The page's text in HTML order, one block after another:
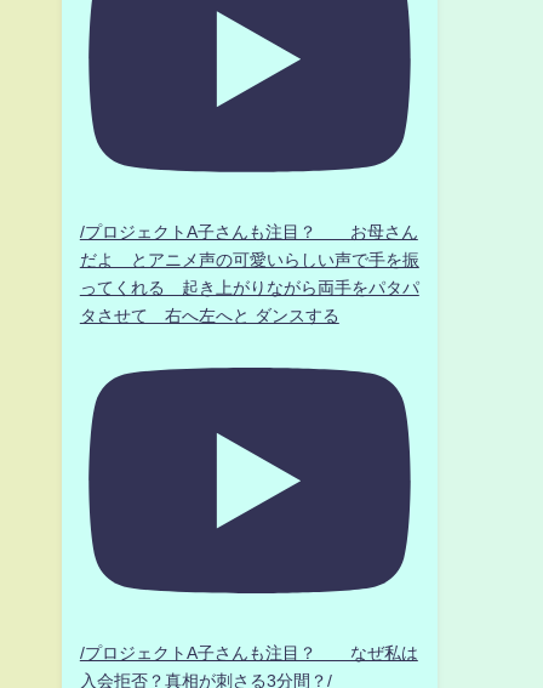
/プロジェクトA子さんも注目？ お母さん
だよ とアニメ声の可愛いらしい声で手を振
ってくれる 起き上がりながら両手をパタパ
タさせて 右へ左へと ダンスする
/プロジェクトA子さんも注目？ なぜ私は
入会拒否？真相が刺さる3分間？/